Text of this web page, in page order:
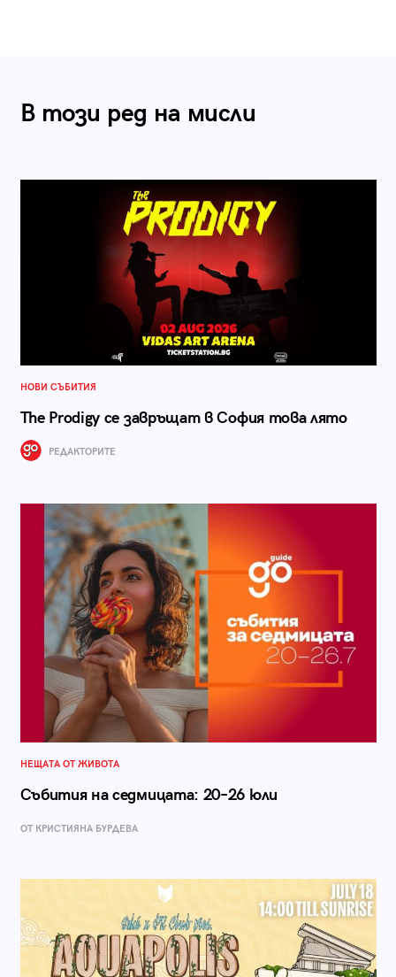
В този ред на мисли
НОВИ СЪБИТИЯ
The Prodigy се завръщат в София това лято
РЕДАКТОРИТЕ
НЕЩАТА ОТ ЖИВОТА
Събития на седмицата: 20–26 юли
ОТ КРИСТИЯНА БУРДЕВА